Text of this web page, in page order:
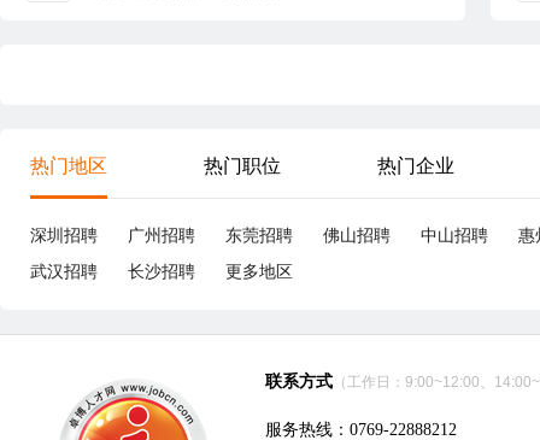
热门地区 热门职位 热门企业
深圳招聘 广州招聘 东莞招聘 佛山招聘 中山招聘
惠
武汉招聘
长沙招聘 更多地区
联系方式 （工作日：9:00~12:00、
服务热线：0769-22888212